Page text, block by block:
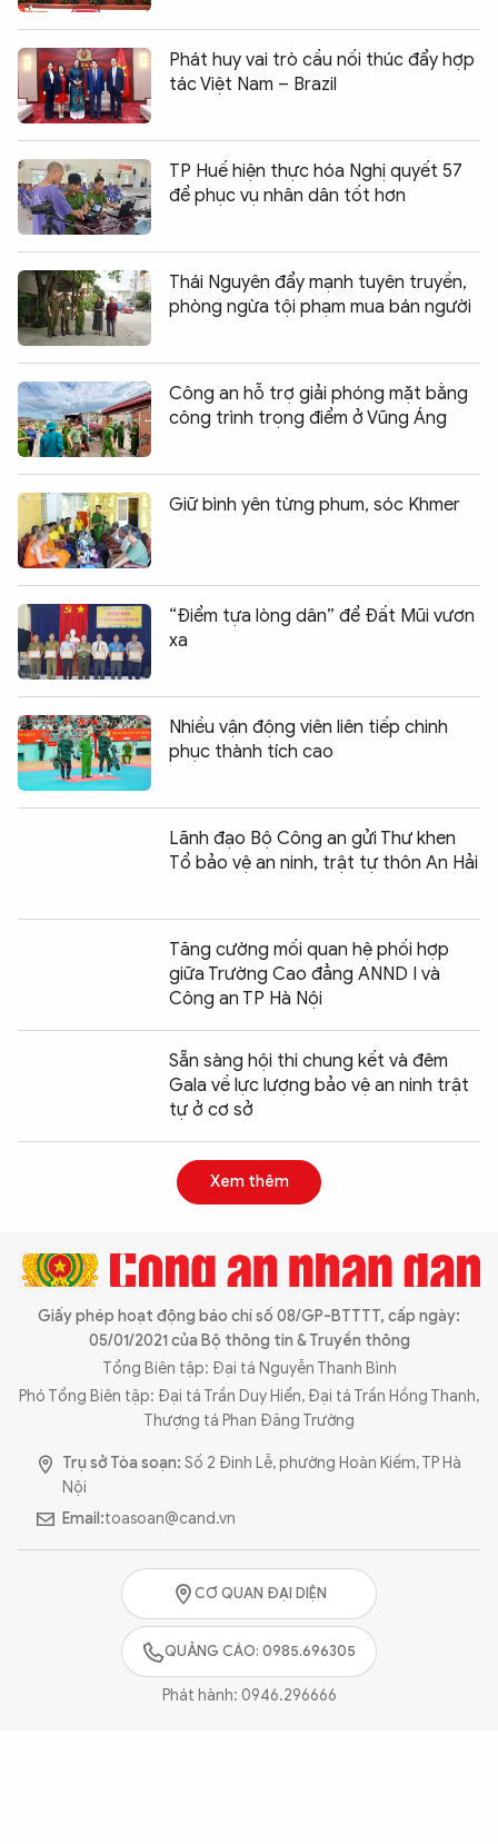
Phát huy vai trò cầu nối thúc đẩy hợp
tác Việt Nam – Brazil
TP Huế hiện thực hóa Nghị quyết 57
để phục vụ nhân dân tốt hơn
Thái Nguyên đẩy mạnh tuyên truyền,
phòng ngừa tội phạm mua bán người
Công an hỗ trợ giải phóng mặt bằng
công trình trọng điểm ở Vũng Áng
Giữ bình yên từng phum, sóc Khmer
“Điểm tựa lòng dân” để Đất Mũi vươn
xa
Nhiều vận động viên liên tiếp chinh
phục thành tích cao
Lãnh đạo Bộ Công an gửi Thư khen
Tổ bảo vệ an ninh, trật tự thôn An Hải
Tăng cường mối quan hệ phối hợp
giữa Trường Cao đẳng ANND I và
Công an TP Hà Nội
Sẵn sàng hội thi chung kết và đêm
Gala về lực lượng bảo vệ an ninh trật
tự ở cơ sở
Xem thêm
Giấy phép hoạt động báo chí số 08/GP-BTTTT, cấp ngày:
05/01/2021 của Bộ thông tin & Truyền thông
Tổng Biên tập: Đại tá Nguyễn Thanh Bình
Phó Tổng Biên tập: Đại tá Trần Duy Hiển, Đại tá Trần Hồng Thanh,
Thượng tá Phan Đăng Trường
Trụ sở Tòa soạn: Số 2 Đinh Lễ, phường Hoàn Kiếm, TP Hà
Nội
Email:toasoan@cand.vn
CƠ QUAN ĐẠI DIỆN
QUẢNG CÁO: 0985.696305
Phát hành: 0946.296666